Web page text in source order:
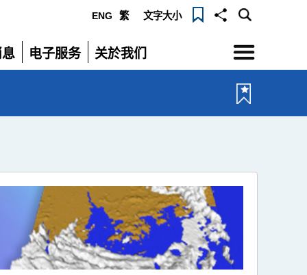
ENG 繁 文字大小
电子服务
展
关於我们
展
选
单